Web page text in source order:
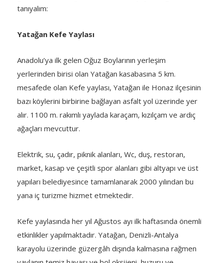
tanıyalım:
Yatağan Kefe Yaylası
Anadolu’ya ilk gelen Oğuz Boylarının yerleşim
yerlerinden birisi olan Yatağan kasabasına 5 km.
mesafede olan Kefe yaylası, Yatağan ile Honaz ilçesinin
bazı köylerini birbirine bağlayan asfalt yol üzerinde yer
alır. 1100 m. rakımlı yaylada karaçam, kızılçam ve ardıç
ağaçları mevcuttur.
Elektrik, su, çadır, piknik alanları, Wc, duş, restoran,
market, kasap ve çeşitli spor alanları gibi altyapı ve üst
yapıları belediyesince tamamlanarak 2000 yılından bu
yana iç turizme hizmet etmektedir.
Kefe yaylasında her yıl Ağustos ayı ilk haftasında önemli
etkinlikler yapılmaktadır. Yatağan, Denizli-Antalya
karayolu üzerinde güzergâh dışında kalmasına rağmen